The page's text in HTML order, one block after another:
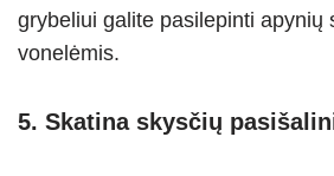
grybeliui galite pasilepinti apynių
vonelėmis.
5. Skatina skysčių